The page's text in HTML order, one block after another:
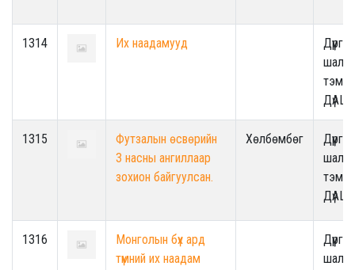
1314 Их наадамууд
1315
Футзалын өсвөрийн
3 насны ангиллаар
зохион байгуулсан.
Хөлбөмбөг
1316
Монголын бүх ард
түмний их наадам